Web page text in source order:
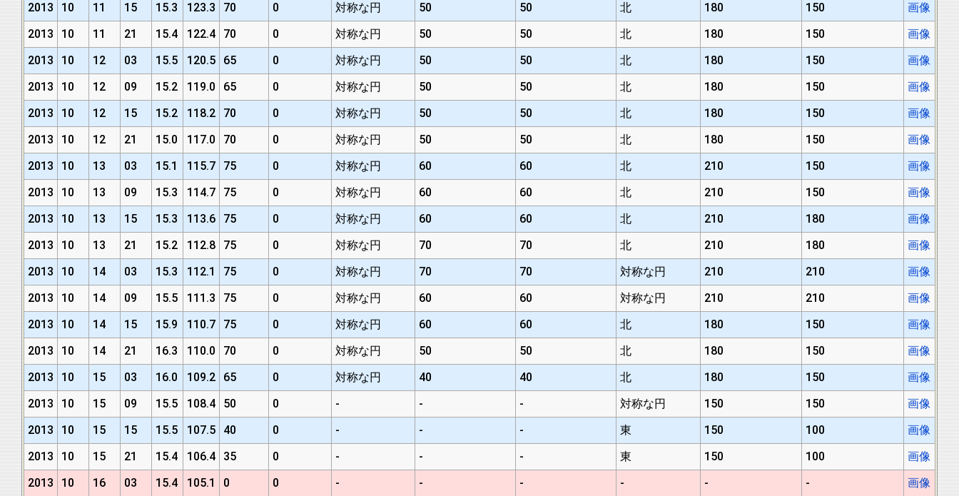
2013
10 11 15 15.3 123.3 70 0 対称な円 50 50 北 180 150
画像
2013
10 11 21 15.4 122.4 70 0 対称な円 50 50 北 180 150
画像
2013
10 12 03 15.5 120.5 65 0 対称な円 50 50 北 180 150
画像
2013
10 12 09 15.2 119.0 65 0 対称な円 50 50 北 180 150
画像
2013
10 12 15 15.2 118.2 70 0 対称な円 50 50 北 180 150
画像
2013
10 12 21 15.0 117.0 70 0 対称な円 50 50 北 180 150
画像
2013
10 13 03 15.1 115.7 75 0 対称な円 60 60 北 210 150
画像
2013
10 13 09 15.3 114.7 75 0 対称な円 60 60 北 210 150
画像
2013
10 13 15 15.3 113.6 75 0 対称な円 60 60 北 210 180
画像
2013
10 13 21 15.2 112.8 75 0 対称な円 70 70 北 210 180
画像
2013
10 14 03 15.3 112.1 75 0 対称な円 70 70 対称な円 210 210
画像
2013
10 14 09 15.5 111.3 75 0 対称な円 60 60 対称な円 210 210
画像
2013
10 14 15 15.9 110.7 75 0 対称な円 60 60 北 180 150
画像
2013
10 14 21 16.3 110.0 70 0 対称な円 50 50 北 180 150
画像
2013
10 15 03 16.0 109.2 65 0 対称な円 40 40 北 180 150
画像
2013
10 15 09 15.5 108.4 50 0 - - - 対称な円 150 150
画像
2013
10 15 15 15.5 107.5 40 0 - - - 東 150 100
画像
2013
10 15 21 15.4 106.4 35 0 - - - 東 150 100
画像
2013
10 16 03 15.4 105.1 0 0 - - - - - - 画像